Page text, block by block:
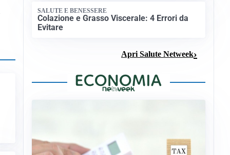
SALUTE E BENESSERE
Colazione e Grasso Viscerale: 4 Errori da
Evitare
Apri Salute Netweek